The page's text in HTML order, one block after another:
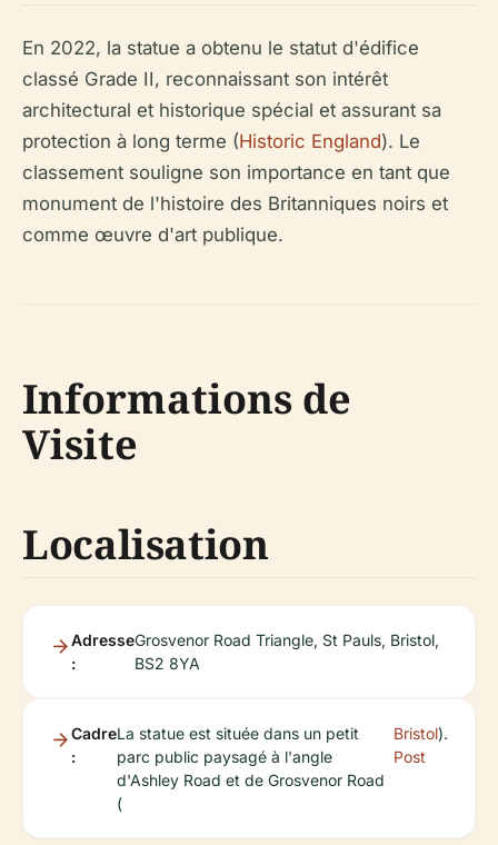
En 2022, la statue a obtenu le statut d'édifice
classé Grade II, reconnaissant son intérêt
architectural et historique spécial et assurant sa
protection à long terme (Historic England). Le
classement souligne son importance en tant que
monument de l'histoire des Britanniques noirs et
comme œuvre d'art publique.
Informations de
Visite
Localisation
Adresse
:
Grosvenor Road Triangle, St Pauls, Bristol,
BS2 8YA
Cadre
:
La statue est située dans un petit
parc public paysagé à l'angle
d'Ashley Road et de Grosvenor Road
(
Bristol
Post
).